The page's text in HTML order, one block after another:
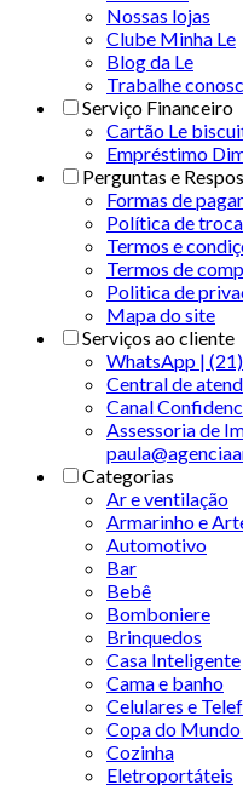
Nossas lojas
Clube Minha Le
Blog da Le
Trabalhe
Serviço Financeiro
Cartão Le
Empréstimo
Perguntas e
Formas de
Política de
Termos e
Termos de
Politica de
Mapa do site
Serviços ao cliente
WhatsApp |
Central de
Canal
Assessoria de
Categorias
Ar e ventilação
Armarinho e
Automotivo
Bar
Bebê
Bomboniere
Brinquedos
Casa Inteligente
Cama e banho
Celulares e
Copa do
Cozinha
Eletroportáteis